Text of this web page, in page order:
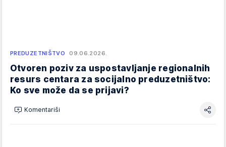
PREDUZETNIŠTVO 09.06.2026.
Otvoren poziv za uspostavljanje regionalnih
resurs centara za socijalno preduzetništvo:
Ko sve može da se prijavi?
Komentariši